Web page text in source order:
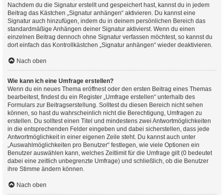
Nachdem du die Signatur erstellt und gespeichert hast, kannst du in jedem
Beitrag das Kästchen „Signatur anhängen“ aktivieren. Du kannst eine
Signatur auch hinzufügen, indem du in deinem persönlichen Bereich das
standardmäßige Anhängen deiner Signatur aktivierst. Wenn du einen
einzelnen Beitrag dennoch ohne Signatur verfassen möchtest, so kannst du
dort einfach das Kontrollkästchen „Signatur anhängen“ wieder deaktivieren.
Nach oben
Wie kann ich eine Umfrage erstellen?
Wenn du ein neues Thema eröffnest oder den ersten Beitrag eines Themas
bearbeitest, findest du ein Register „Umfrage erstellen“ unterhalb des
Formulars zur Beitragserstellung. Solltest du diesen Bereich nicht sehen
können, so hast du wahrscheinlich nicht die Berechtigung, Umfragen zu
erstellen. Du solltest einen Titel und mindestens zwei Antwortmöglichkeiten
in die entsprechenden Felder eingeben und dabei sicherstellen, dass jede
Antwortmöglichkeit in einer eigenen Zeile steht. Du kannst auch unter
„Auswahlmöglichkeiten pro Benutzer“ festlegen, wie viele Optionen ein
Benutzer auswählen kann, welches Zeitlimit für die Umfrage gilt (0 bedeutet
dabei eine zeitlich unbegrenzte Umfrage) und schließlich, ob die Benutzer
ihre Stimme ändern können.
Nach oben